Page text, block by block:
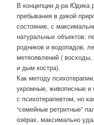
В концепции д-ра Юдика
пребывания в дикой
состояние, с
натуральных объектов:
родников и водопадов,
метеоявлений (
и дым костра).
Как методу
укромные, живописные и
с психотерапевтом, но
“семейные ретритные”
озёрах, максимально